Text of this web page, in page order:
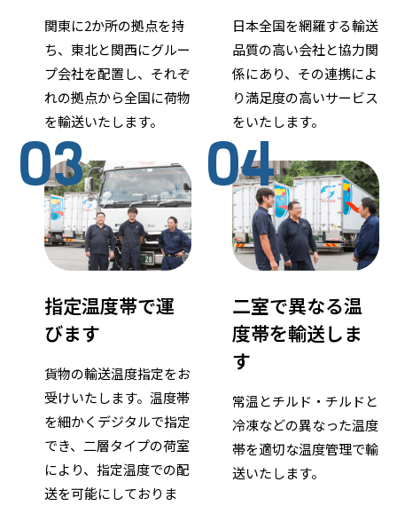
関東に2か所の拠点を持
ち、東北と関西にグルー
プ会社を配置し、それぞ
れの拠点から全国に荷物
を輸送いたします。
日本全国を網羅する輸送
品質の高い会社と協力関
係にあり、その連携によ
り満足度の高いサービス
をいたします。
03
指定温度帯で運
びます
貨物の輸送温度指定をお
受けいたします。温度帯
を細かくデジタルで指定
でき、二層タイプの荷室
により、指定温度での配
送を可能にしておりま
04
二室で異なる温
度帯を輸送しま
す
常温とチルド・チルドと
冷凍などの異なった温度
帯を適切な温度管理で輸
送いたします。